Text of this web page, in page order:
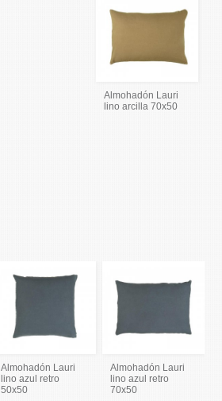
Almohadón Lauri
lino arcilla 70x50
Almohadón Lauri
lino azul retro
50x50
Almohadón Lauri
lino azul retro
70x50